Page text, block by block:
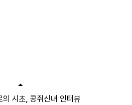
시초, 콩쥐신녀 인터뷰